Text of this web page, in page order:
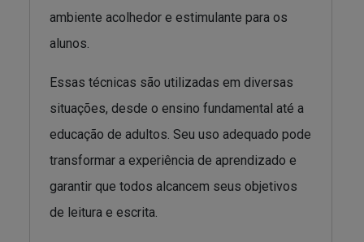
ambiente acolhedor e estimulante para os
alunos.
Essas técnicas são utilizadas em diversas
situações, desde o ensino fundamental até a
educação de adultos. Seu uso adequado pode
transformar a experiência de aprendizado e
garantir que todos alcancem seus objetivos
de leitura e escrita.